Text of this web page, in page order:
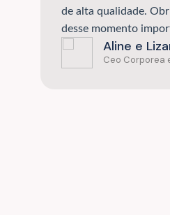
Aline e
Ceo Corporea
de alta qualidade.
desse momento